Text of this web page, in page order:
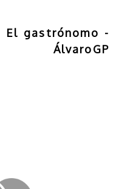
El gastrónomo -
ÁlvaroGP